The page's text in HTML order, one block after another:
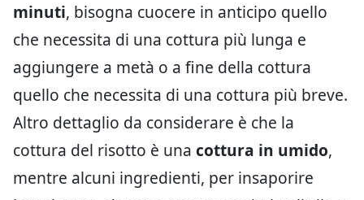
minuti, bisogna cuocere in anticipo quello
che necessita di una cottura più lunga e
aggiungere a metà o a fine della cottura
quello che necessita di una cottura più breve.
Altro dettaglio da considerare è che la
cottura del risotto è una cottura in umido,
mentre alcuni ingredienti, per insaporire